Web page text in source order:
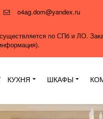
o4ag.dom@yandex.ru
по СПб и ЛО.
КУХНЯ ШКАФЫ